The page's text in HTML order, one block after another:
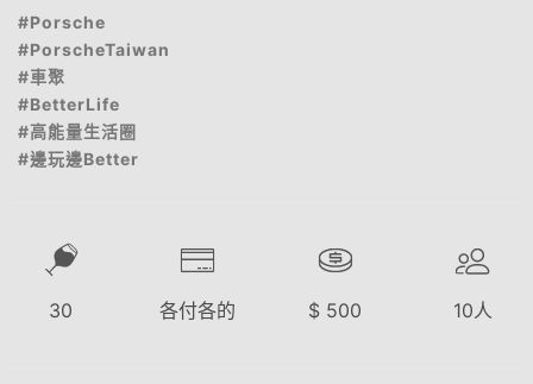
#Porsche
#PorscheTaiwan
#車聚
#BetterLife
#高能量生活圈
#邊玩邊Better
30 各付各的 $ 500 10人